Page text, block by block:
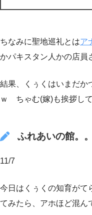
ちなみに聖地巡礼とはア
かパキスタン人かの店員
結果、くぅくはいまだか
ｗ ちゃむ(嫁)も挨拶し
ふれあいの館。。
11/7
今日はくぅくの知育がて
てみたら、アホほど混ん